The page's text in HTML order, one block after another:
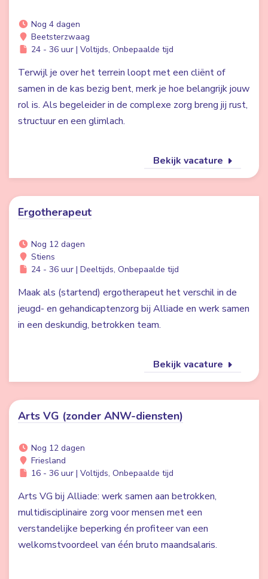
Nog 4 dagen
Beetsterzwaag
24 - 36 uur | Voltijds, Onbepaalde tijd
Terwijl je over het terrein loopt met een cliënt of
samen in de kas bezig bent, merk je hoe belangrijk jouw
rol is. Als begeleider in de complexe zorg breng jij rust,
structuur en een glimlach.
Bekijk vacature
Ergotherapeut
Nog 12 dagen
Stiens
24 - 36 uur | Deeltijds, Onbepaalde tijd
Maak als (startend) ergotherapeut het verschil in de
jeugd- en gehandicaptenzorg bij Alliade en werk samen
in een deskundig, betrokken team.
Bekijk vacature
Arts VG (zonder ANW-diensten)
Nog 12 dagen
Friesland
16 - 36 uur | Voltijds, Onbepaalde tijd
Arts VG bij Alliade: werk samen aan betrokken,
multidisciplinaire zorg voor mensen met een
verstandelijke beperking én profiteer van een
welkomstvoordeel van één bruto maandsalaris.